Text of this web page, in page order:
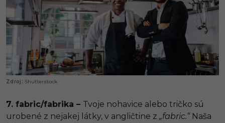
Shutterstock
7. fabric/fabrika – Tvoje nohavice alebo tričko sú
urobené z nejakej látky, v angličtine z „fabric.“ Naša